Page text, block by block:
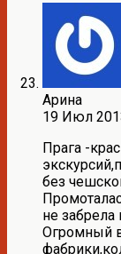
Арина
19 Июл
Прага -
без
не забрела
Огромный